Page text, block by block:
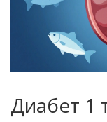
Диабет 1